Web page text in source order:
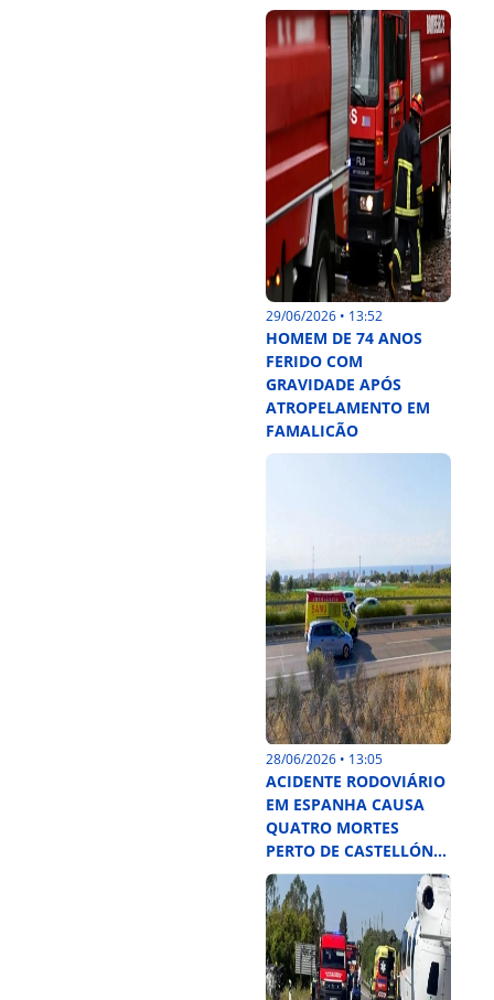
29/06/2026 • 13:52
HOMEM DE 74 ANOS
FERIDO COM
GRAVIDADE APÓS
ATROPELAMENTO EM
FAMALICÃO
28/06/2026 • 13:05
ACIDENTE RODOVIÁRIO
EM ESPANHA CAUSA
QUATRO MORTES
PERTO DE CASTELLÓN...